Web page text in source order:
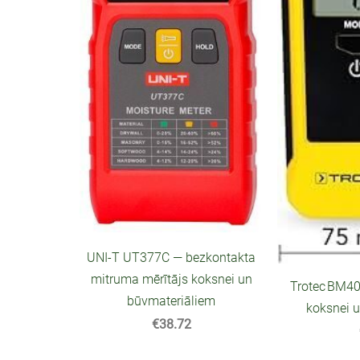
UNI‑T UT377C — bezkontakta
mitruma mērītājs koksnei un
būvmateriāliem
€38.72
Trotec
koksnei